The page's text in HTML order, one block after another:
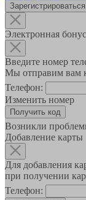
Зарегистрироваться
Электронная
Введите номер
Мы отправим вам
Телефон:
Изменить номер
Возникли
Добавление карты
Для добавления
при получении
Телефон: